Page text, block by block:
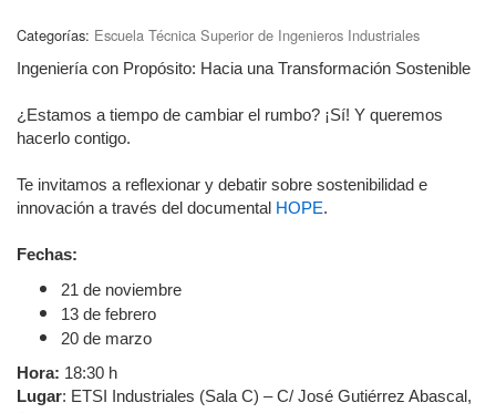
Categorías: Escuela Técnica Superior de Ingenieros Industriales
Ingeniería con Propósito: Hacia una Transformación Sostenible
¿Estamos a tiempo de cambiar el rumbo? ¡Sí! Y queremos
hacerlo contigo.
Te invitamos a reflexionar y debatir sobre sostenibilidad e
innovación a través del documental HOPE.
Fechas:
21 de noviembre
13 de febrero
20 de marzo
Hora: 18:30 h
Lugar: ETSI Industriales (Sala C) – C/ José Gutiérrez Abascal,